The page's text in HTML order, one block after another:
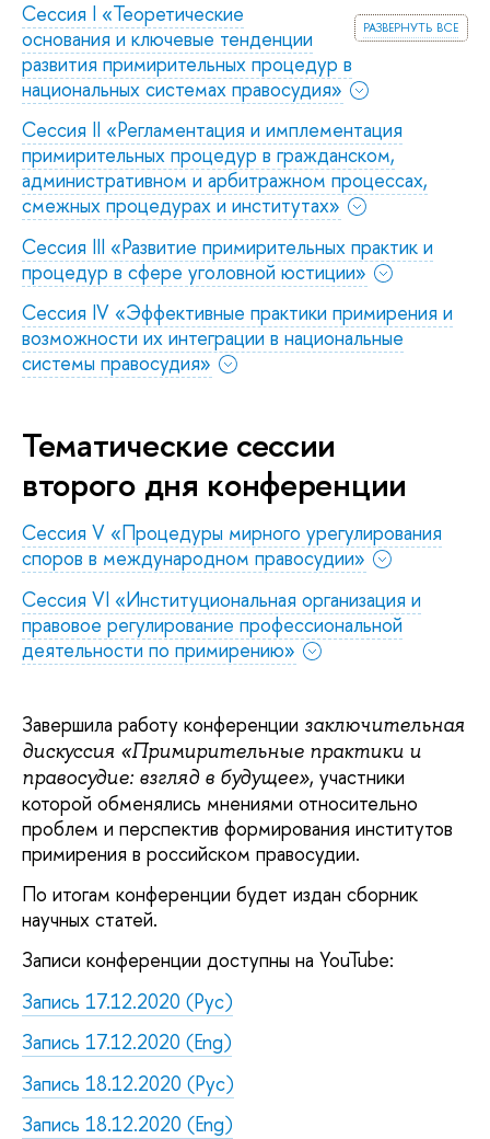
развернуть все
Сессия I «Теоретические
основания и ключевые тенденции
развития примирительных процедур в
национальных системах правосудия»
Сессия II «Регламентация и имплементация
примирительных процедур в гражданском,
административном и арбитражном процессах,
смежных процедурах и институтах»
Сессия III «Развитие примирительных практик и
процедур в сфере уголовной юстиции»
Сессия IV «Эффективные практики примирения и
возможности их интеграции в национальные
системы правосудия»
Тематические сессии
второго дня конференции
Сессия V «Процедуры мирного урегулирования
споров в международном правосудии»
Сессия VI «Институциональная организация и
правовое регулирование профессиональной
деятельности по примирению»
Завершила работу конференции заключительная
дискуссия «Примирительные практики и
правосудие: взгляд в будущее», участники
которой обменялись мнениями относительно
проблем и перспектив формирования институтов
примирения в российском правосудии.
По итогам конференции будет издан сборник
научных статей.
Записи конференции доступны на YouTube:
Запись 17.12.2020 (Рус)
Запись 17.12.2020 (Eng)
Запись 18.12.2020 (Рус)
Запись 18.12.2020 (Eng)